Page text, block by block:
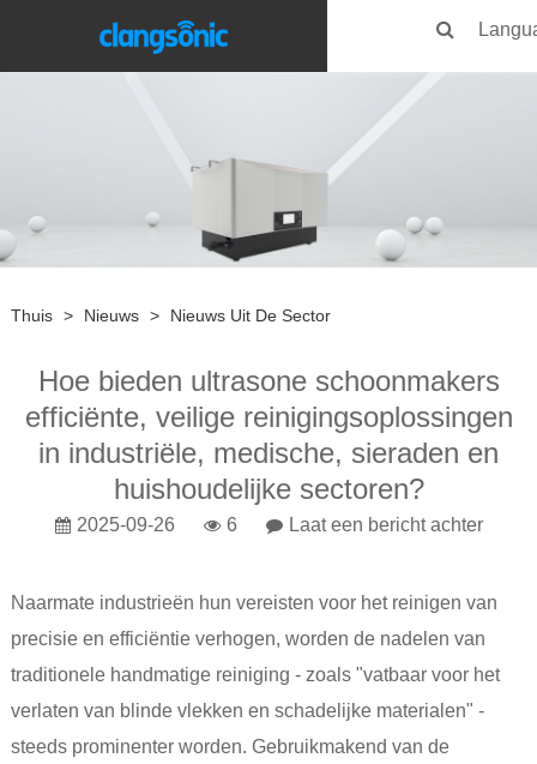
Thuis > Nieuws > Nieuws Uit De Sector
Hoe bieden ultrasone schoonmakers
efficiënte, veilige reinigingsoplossingen
in industriële, medische, sieraden en
huishoudelijke sectoren?
2025-09-26 6 Laat een bericht achter
Naarmate industrieën hun vereisten voor het reinigen van
precisie en efficiëntie verhogen, worden de nadelen van
traditionele handmatige reiniging - zoals "vatbaar voor het
verlaten van blinde vlekken en schadelijke materialen" -
steeds prominenter worden. Gebruikmakend van de